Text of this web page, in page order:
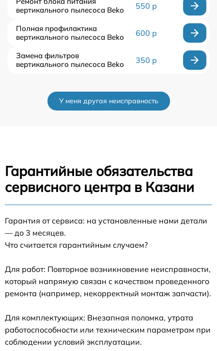
вертикального пылесоса Beko
550 р
Полная профилактика
вертикального пылесоса Beko
600 р
Замена фильтров
вертикального пылесоса Beko
350 р
У меня другая неисправность
Гарантийные обязательства
сервисного центра в Казани
Гарантия от сервиса: на установленные нами детали
— до 3 месяцев.
Что считается гарантийным случаем?
Для работ: Повторное возникновение неисправности,
который напрямую связан с качеством проведенного
ремонта (например, некорректный монтаж запчасти).
Для комплектующих: Внезапная поломка, утрата
работоспособности или техническим параметрам при
соблюдении условий эксплуатации.